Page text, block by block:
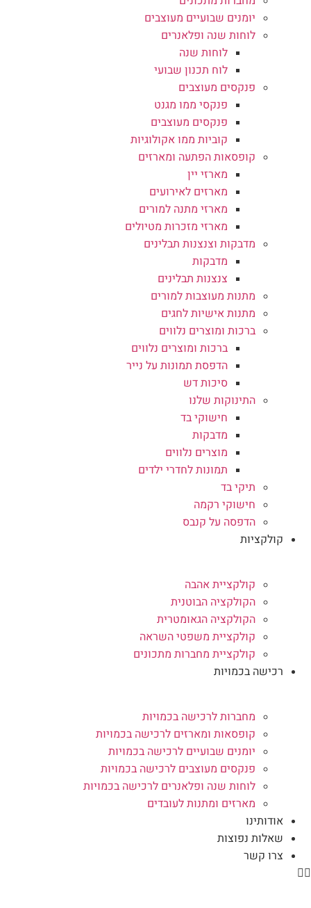
יומנים שבועיים מעוצבים
לוחות שנה ופלאנרים
לוחות שנה
לוח תכנון שבועי
פנקסים מעוצבים
פנקסי ממו מגנט
פנקסים מעוצבים
קוביות ממו אקולוגיות
קופסאות הפתעה ומארזים
מארזי יין
מארזים לאירועים
מארזי מתנה למורים
מארזי מזכרות מטיולים
מדבקות וצנצנות תבלינים
מדבקות
צנצנות תבלינים
מתנות מעוצבות למורים
מתנות אישיות לחגים
ברכות ומוצרים נלווים
ברכות ומוצרים נלווים
הדפסת תמונות על נייר
סיכות דש
התינוקות שלנו
חישוקי בד
מדבקות
מוצרים נלווים
תמונות לחדרי ילדים
תיקי בד
חישוקי רקמה
הדפסה על קנבס
קולקציות
קולקציית אהבה
הקולקציה הבוטנית
הקולקציה הגאומטרית
קולקציית משפטי השראה
קולקציית מחברות מתכונים
רכישה בכמויות
מחברות לרכישה בכמויות
קופסאות ומארזים לרכישה בכמויות
יומנים שבועיים לרכישה בכמויות
פנקסים מעוצבים לרכישה בכמויות
לוחות שנה ופלאנרים לרכישה בכמויות
מארזים ומתנות לעובדים
אודותינו
שאלות נפוצות
צרו קשר